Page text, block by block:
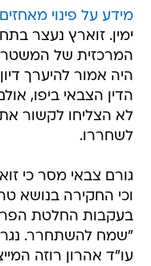
מידע על פינוי מאחזים
ימין. זוארץ נעצר
המרכזית של
היה אמור להיערך
הדין הצבאי ביפו,
לא הצליחו לקשור
לשחררו.
גורם צבאי מסר כי
וכי החקירה בנושא
בעקבות החלטת
"שמח להשתחרר. נגרם
עו"ד אהרון רוזה